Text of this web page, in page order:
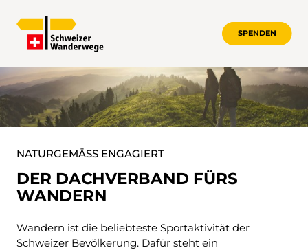
SPENDEN
VERBAND
NATURGEMÄSS ENGAGIERT
DER DACHVERBAND FÜRS
WANDERN
Wandern ist die beliebteste Sportaktivität der
Schweizer Bevölkerung. Dafür steht ein